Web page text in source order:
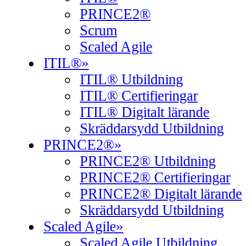
PRINCE2®
Scrum
Scaled Agile
ITIL®»
ITIL® Utbildning
ITIL® Certifieringar
ITIL® Digitalt lärande
Skräddarsydd Utbildning
PRINCE2®»
PRINCE2® Utbildning
PRINCE2® Certifieringar
PRINCE2® Digitalt lärande
Skräddarsydd Utbildning
Scaled Agile»
Scaled Agile Utbildning